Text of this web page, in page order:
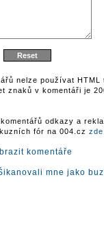
nelze používat HTML
znaků v komentáři je
odkazy a
fór na 004.cz zde
komentáře
mne jako